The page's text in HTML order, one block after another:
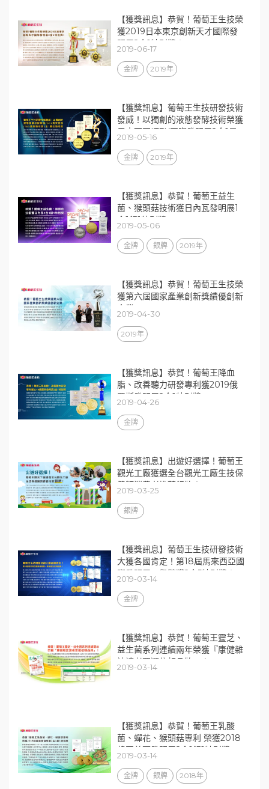
【獲獎訊息】恭賀！葡萄王生技榮
獲2019日本東京創新天才國際發
明展2金1特別獎！
2019-06-17
金牌 2019年
【獲獎訊息】葡萄王生技研發技術
發威！以獨創的液態發酵技術榮獲
馬來西亞ITEX國際發明展2金1最
佳發明展
2019-05-16
金牌 2019年
【獲獎訊息】恭賀！葡萄王益生
菌、猴頭菇技術獲日內瓦發明展1
金1銀1特別獎
2019-05-06
金牌 銀牌 2019年
【獲獎訊息】恭賀！葡萄王生技榮
獲第六屆國家產業創新獎績優創新
企業
2019-04-30
2019年
【獲獎訊息】恭賀！葡萄王降血
脂、改善聽力研發專利獲2019俄
羅斯發明展2金1特別獎
2019-04-26
金牌
【獲獎訊息】出遊好選擇！葡萄王
觀光工廠獲選全台觀光工廠生技保
健類消費者推薦銀牌！
2019-03-25
銀牌
【獲獎訊息】葡萄王生技研發技術
大獲各國肯定！第18屆馬來西亞國
際發明展一舉榮獲2金5特別獎！
2019-03-14
金牌
【獲獎訊息】恭賀！葡萄王靈芝、
益生菌系列連續兩年榮獲『康健雜
誌讀者票選信賴品牌』！
2019-03-14
【獲獎訊息】恭賀！葡萄王乳酸
菌、蟬花、猴頭菇專利 榮獲2018
韓國首爾發明展2金1銀1特別獎
2019-03-14
金牌 銀牌 2018年